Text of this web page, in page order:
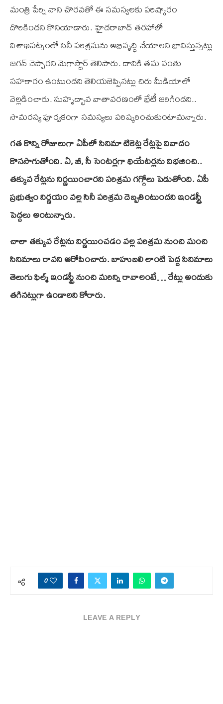
మంత్రి పేర్ని నాని చొరవతో ఈ సమస్యలకు పరిష్కారం
దొరికిందని కొనియాడారు. హైదరాబాద్‌ తరహాలో
విశాఖపట్నంలో సినీ పరిశ్రమను అభివృద్ధి చేయాలని భావిస్తున్నట్లు
జగన్‌ చెప్పారని మెగాస్టార్ తెలిపారు. దానికి తమ వంతు
సహకారం ఉంటుందని తెలియజెప్పినట్లు చిరు మీడియాలో
వెల్లడించారు. సుహృద్భావ వాతావరణంలో భేటీ జరిగిందని..
సామరస్య పూర్వకంగా సమస్యలు పరిష్కరించుకుంటామన్నారు.
గత కొన్ని రోజులుగా ఏపీలో సినిమా టికెట్ల రేట్లపై వివాదం
కొనసాగుతోంది. ఏ, బీ, సీ సెంటర్లగా థియేటర్లను విభజించి..
తక్కువ రేట్లను నిర్ణయించారని పరిశ్రమ గగ్గోలు పెడుతోంది. ఏపీ
ప్రభుత్వం నిర్ణయం వల్ల సినీ పరిశ్రమ దెబ్బతింటుందని ఇండస్ట్రీ
పెద్దలు అంటున్నారు.
చాలా తక్కువ రేట్లను నిర్ణయించడం వల్ల పరిశ్రమ నుంచి మంచి
సినిమాలు రావని ఆరోపించారు. బాహుబలి లాంటి పెద్ద సినిమాలు
తెలుగు ఫిల్మ్ ఇండస్ట్రీ నుంచి మరిన్ని రావాలంటే… రేట్లు అందుకు
తగినట్లుగా ఉండాలని కోరారు.
0
LEAVE A REPLY